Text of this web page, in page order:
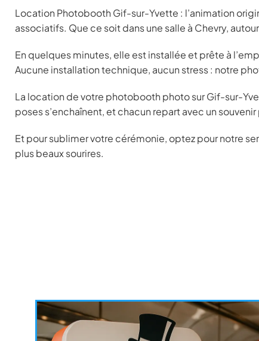
Location Photobooth Gif-sur-Yvette : l’animation
associatifs. Que ce soit dans une salle à Chevry,
En quelques minutes, elle est installée et prête à
Aucune installation technique, aucun stress : notre
La location de votre photobooth photo sur Gif-sur-
poses s’enchaînent, et chacun repart avec un
Et pour sublimer votre cérémonie, optez pour notre
plus beaux sourires.